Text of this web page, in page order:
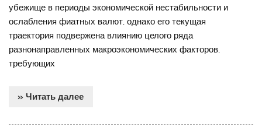
убежище в периоды экономической нестабильности и
ослабления фиатных валют, однако его текущая
траектория подвержена влиянию целого ряда
разнонаправленных макроэкономических факторов,
требующих
» Читать далее